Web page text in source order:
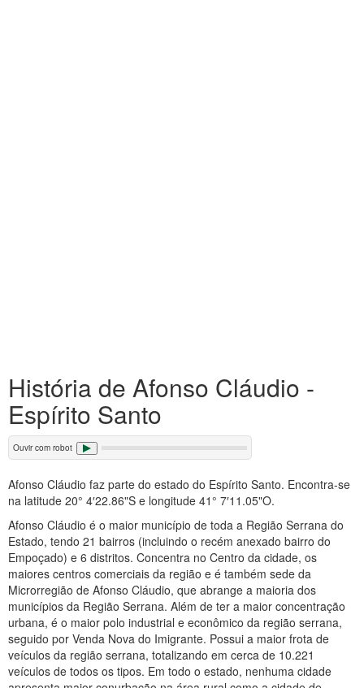
História de Afonso Cláudio -
Espírito Santo
Ouvir com robot
Afonso Cláudio faz parte do estado do Espírito Santo. Encontra-se
na latitude 20° 4′22.86"S e longitude 41° 7′11.05"O.
Afonso Cláudio é o maior município de toda a Região Serrana do
Estado, tendo 21 bairros (incluindo o recém anexado bairro do
Empoçado) e 6 distritos. Concentra no Centro da cidade, os
maiores centros comerciais da região e é também sede da
Microrregião de Afonso Cláudio, que abrange a maioria dos
municípios da Região Serrana. Além de ter a maior concentração
urbana, é o maior polo industrial e econômico da região serrana,
seguido por Venda Nova do Imigrante. Possui a maior frota de
veículos da região serrana, totalizando em cerca de 10.221
veículos de todos os tipos. Em todo o estado, nenhuma cidade